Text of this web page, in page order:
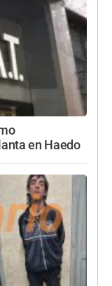
en Haedo